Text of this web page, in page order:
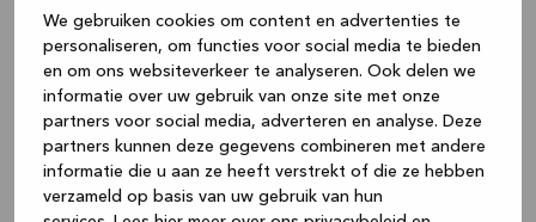
We gebruiken cookies om content en advertenties te
personaliseren, om functies voor social media te bieden
en om ons websiteverkeer te analyseren. Ook delen we
informatie over uw gebruik van onze site met onze
partners voor social media, adverteren en analyse. Deze
partners kunnen deze gegevens combineren met andere
informatie die u aan ze heeft verstrekt of die ze hebben
verzameld op basis van uw gebruik van hun